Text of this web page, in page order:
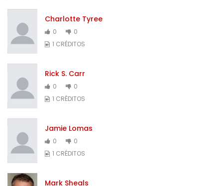
Charlotte Tyree
0
0
1 CRÉDITOS
Rick S. Carr
0
0
1 CRÉDITOS
Jamie Lomas
0
0
1 CRÉDITOS
Mark Sheals